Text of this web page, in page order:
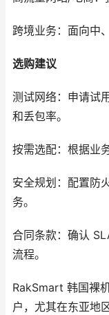
跨境业务：面向中
选购建议
测试网络：申请试
和丢包率。
按需选配：根据业
安全规划：配置防
务。
合同条款：确认
流程。
RakSmart 韩国裸
户，尤其在东亚地